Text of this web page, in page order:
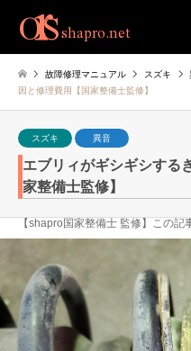
故障修理マニュアル スズキ
因と修理費用【国家整備士監修】
スズキ 異音
エブリィがギシギシする
家整備士監修】
【shapro国家整備士 監修】この記